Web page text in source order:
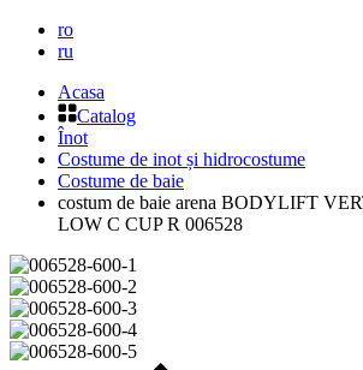
ro
ru
Acasa
Catalog
Înot
Costume de inot și hidrocostume
Costume de baie
costum de baie arena BODYLIFT
LOW C CUP R 006528